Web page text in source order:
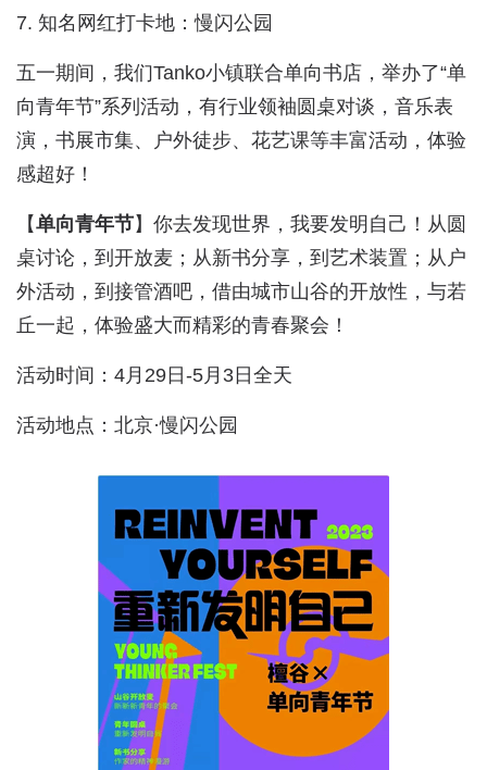
7. 知名网红打卡地：慢闪公园
五一期间，我们Tanko小镇联合单向书店，举办了“单
向青年节”系列活动，有行业领袖圆桌对谈，音乐表
演，书展市集、户外徒步、花艺课等丰富活动，体验
感超好！
【单向青年节】你去发现世界，我要发明自己！从圆
桌讨论，到开放麦；从新书分享，到艺术装置；从户
外活动，到接管酒吧，借由城市山谷的开放性，与若
丘一起，体验盛大而精彩的青春聚会！
活动时间：4月29日-5月3日全天
活动地点：北京·慢闪公园